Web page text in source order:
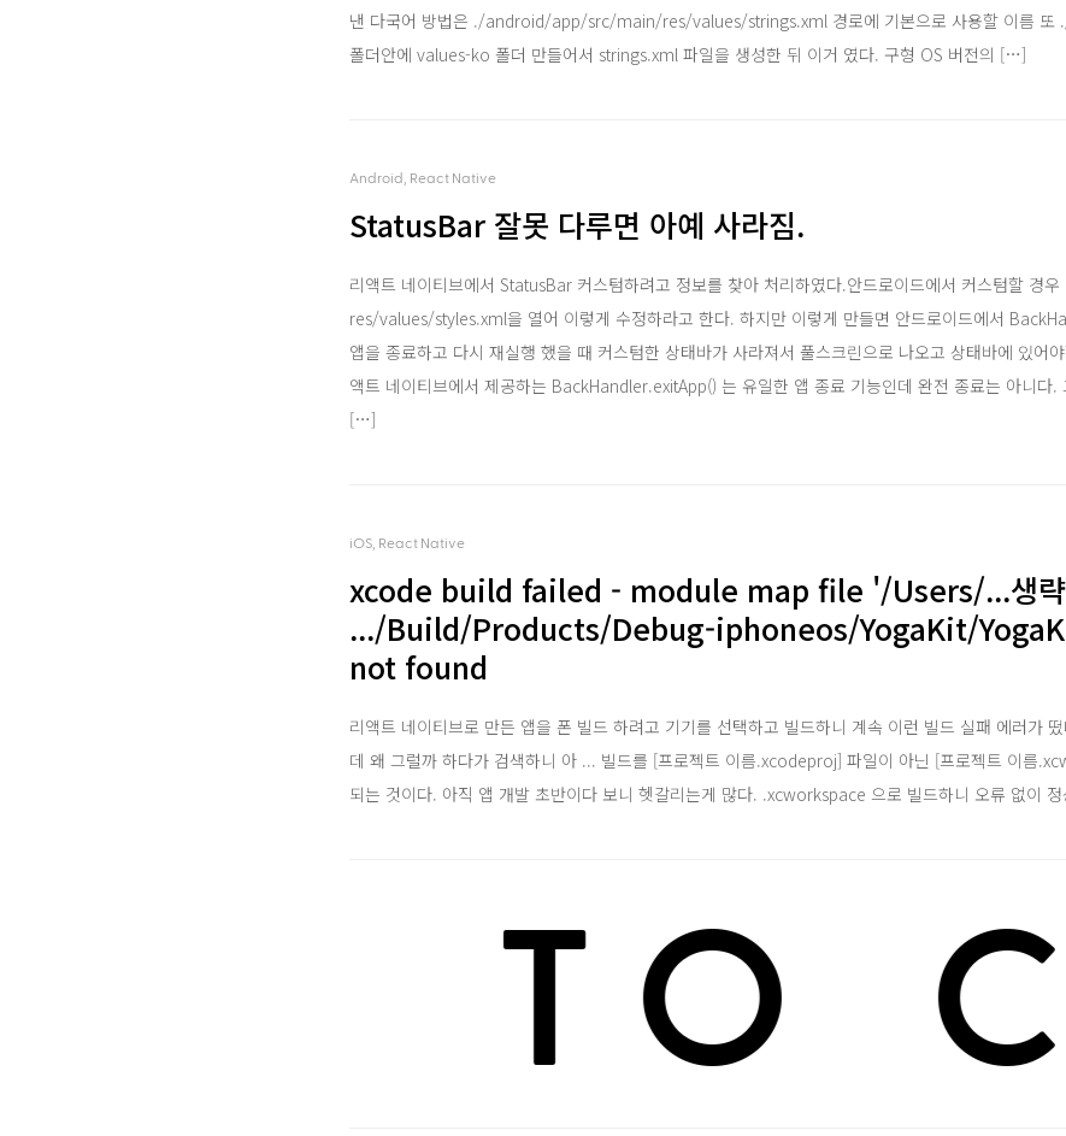
낸 다국어 방법은 ./android/app/src/main/res/values/strings.xml 경로에 기본으로 사용할 이름
폴더안에 values-ko 폴더 만들어서 strings.xml 파일을 생성한 뒤 이거 였다. 구형 OS 버전의 […]
Android, React Native
StatusBar 잘못 다루면 아예 사라짐.
리액트 네이티브에서 StatusBar 커스텀하려고 정보를 찾아 처리하였다.안드로이드에서 커스텀할 경
res/values/styles.xml을 열어 이렇게 수정하라고 한다. 하지만 이렇게 만들면 안드로이드에서
앱을 종료하고 다시 재실행 했을 때 커스텀한 상태바가 사라져서 풀스크린으로 나오고 상태바에 있어
액트 네이티브에서 제공하는 BackHandler.exitApp() 는 유일한 앱 종료 기능인데 완전 종료는 아니다.
[…]
iOS, React Native
xcode build failed - module map file '/Users/...생략
.../Build/Products/Debug-iphoneos/YogaKit/
not found
리액트 네이티브로 만든 앱을 폰 빌드 하려고 기기를 선택하고 빌드하니 계속 이런 빌드 실패 에러가
데 왜 그럴까 하다가 검색하니 아 ... 빌드를 [프로젝트 이름.xcodeproj] 파일이 아닌 [프로젝트 이름
되는 것이다. 아직 앱 개발 초반이다 보니 헷갈리는게 많다. .xcworkspace 으로 빌드하니 오류 없이
TO